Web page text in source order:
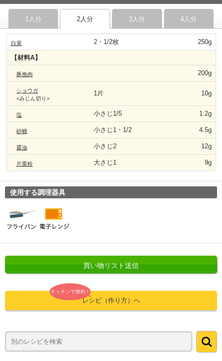
1人分 2人分 3人分 4人分
白菜 2・1/2枚 250g
【材料A】
豚挽肉 200g
ショウガ
<みじん切り>
1片 10g
塩 小さじ1/5 1.2g
砂糖 小さじ1・1/2 4.5g
醤油 小さじ2 12g
片栗粉 大さじ1 9g
使用する調理器具
買い物リスト送信
キッチンで便利！
レシピ（作り方）へ